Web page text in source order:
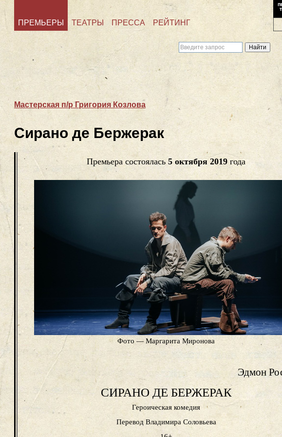
ПРЕМЬЕРЫ ТЕАТРЫ ПРЕССА РЕЙТИНГ
Мастерская п/р Григория Козлова
Сирано де Бержерак
Премьера состоялась5 октября 2019года
Фото — Маргарита Миронова
Эдмон
СИРАНО ДЕ БЕРЖЕРАК
Героическая комедия
Перевод Владимира Соловьева